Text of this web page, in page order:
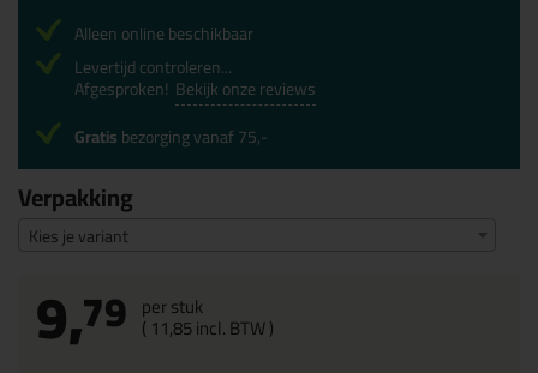
Verpakking
Kies je variant
9,79 per stuk
( 11,85incl. BTW )
Alleen online beschikbaar
Levertijd controleren...
Afgesproken! Bekijk onze reviews
Gratisbezorging vanaf 75,-